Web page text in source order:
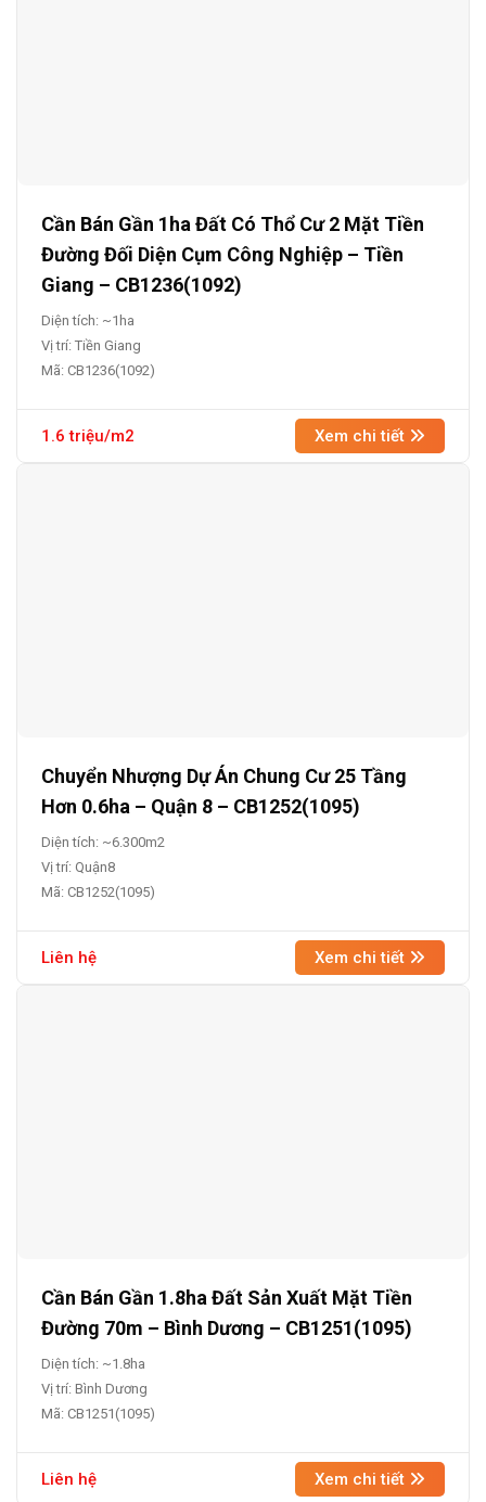
Cần Bán Gần 1ha Đất Có Thổ Cư 2 Mặt Tiền
Đường Đối Diện Cụm Công Nghiệp – Tiền
Giang – CB1236(1092)
Diện tích: ~1ha
Vị trí: Tiền Giang
Mã: CB1236(1092)
1.6 triệu/m2 Xem chi tiết
Chuyển Nhượng Dự Án Chung Cư 25 Tầng
Hơn 0.6ha – Quận 8 – CB1252(1095)
Diện tích: ~6.300m2
Vị trí: Quận8
Mã: CB1252(1095)
Liên hệ Xem chi tiết
Cần Bán Gần 1.8ha Đất Sản Xuất Mặt Tiền
Đường 70m – Bình Dương – CB1251(1095)
Diện tích: ~1.8ha
Vị trí: Bình Dương
Mã: CB1251(1095)
Liên hệ Xem chi tiết